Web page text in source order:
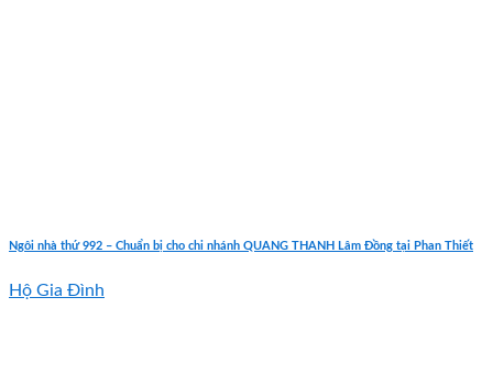
Ngôi nhà thứ 992 – Chuẩn bị cho chi nhánh QUANG THANH Lâm Đồng tại Phan Thiết
Hộ Gia Đình